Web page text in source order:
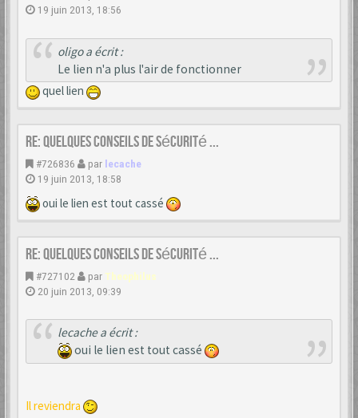
19 juin 2013, 18:56
oligo a écrit :
Le lien n'a plus l'air de fonctionner
quel lien
Re: Quelques conseils de sécurité ...
#726836 par lecache
19 juin 2013, 18:58
oui le lien est tout cassé
Re: Quelques conseils de sécurité ...
#727102 par Theophilus
20 juin 2013, 09:39
lecache a écrit :
oui le lien est tout cassé
Il reviendra